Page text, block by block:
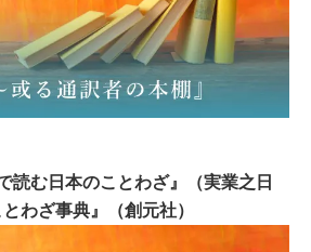
む日本のことわざ』（実業之日
わざ事典』（創元社）